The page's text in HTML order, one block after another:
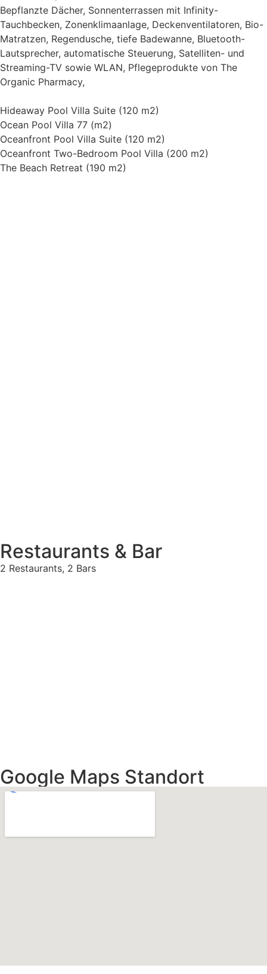
Bepflanzte Dächer, Sonnenterrassen mit Infinity-
Tauchbecken, Zonenklimaanlage, Deckenventilatoren, Bio-
Matratzen, Regendusche, tiefe Badewanne, Bluetooth-
Lautsprecher, automatische Steuerung, Satelliten- und
Streaming-TV sowie WLAN, Pflegeprodukte von The
Organic Pharmacy,
Hideaway Pool Villa Suite (120 m2)
Ocean Pool Villa 77 (m2)
Oceanfront Pool Villa Suite (120 m2)
Oceanfront Two-Bedroom Pool Villa (200 m2)
The Beach Retreat (190 m2)
Restaurants & Bar
2 Restaurants, 2 Bars
Google Maps Standort